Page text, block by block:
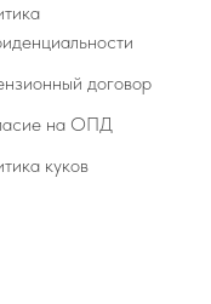
договор
на ОПД
куков